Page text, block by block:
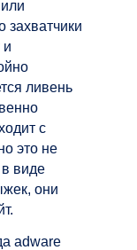
захватчики
и
ливень
с
это не
в виде
они
adware